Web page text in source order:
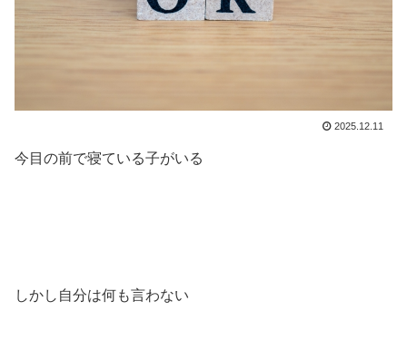
2025.12.11
今目の前で寝ている子がいる
しかし自分は何も言わない